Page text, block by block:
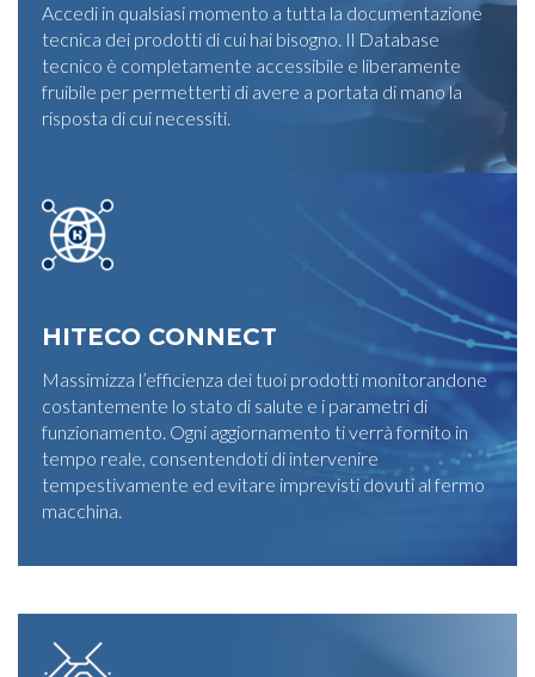
Accedi in qualsiasi momento a tutta la documentazione
tecnica dei prodotti di cui hai bisogno. Il Database
tecnico è completamente accessibile e liberamente
fruibile per permetterti di avere a portata di mano la
risposta di cui necessiti.
HITECO CONNECT
Massimizza l’efficienza dei tuoi prodotti monitorandone
costantemente lo stato di salute e i parametri di
funzionamento. Ogni aggiornamento ti verrà fornito in
tempo reale, consentendoti di intervenire
tempestivamente ed evitare imprevisti dovuti al fermo
macchina.